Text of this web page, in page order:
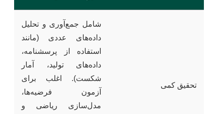
تحقیق کمی
شامل جمع‌آوری و تحلیل
داده‌های عددی (مانند
استفاده از پرسشنامه،
داده‌های تولید، آمار
شکست). اغلب برای
آزمون فرضیه‌ها،
مدل‌سازی ریاضی و